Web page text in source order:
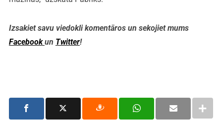
Izsakiet savu viedokli komentāros un sekojiet mums
Facebookun Twitter!